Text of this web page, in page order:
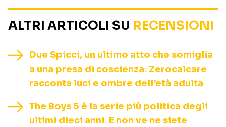
ALTRI ARTICOLI SU RECENSIONI
Due Spicci, un ultimo atto che somiglia
a una presa di coscienza: Zerocalcare
racconta luci e ombre dell’età adulta
The Boys 5 è la serie più politica degli
ultimi dieci anni. E non ve ne siete